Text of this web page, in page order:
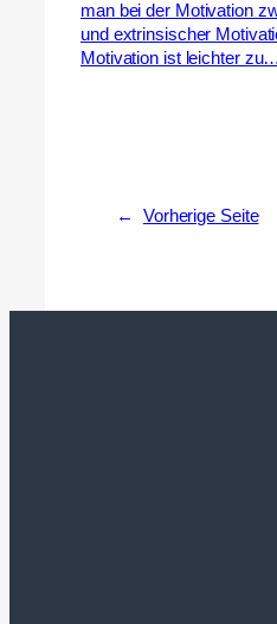
man bei der Motivation
und extrinsischer
Motivation ist leichter zu…
← Vorherige Seite